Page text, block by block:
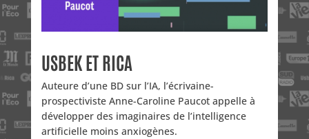
USBEK ET RICA
Auteure d’une BD sur l’IA, l’écrivaine-
prospectiviste Anne-Caroline Paucot appelle à
développer des imaginaires de l’intelligence
artificielle moins anxiogènes.